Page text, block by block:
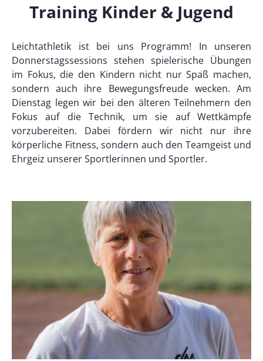
Training Kinder & Jugend
Leichtathletik ist bei uns Programm! In unseren
Donnerstagssessions stehen spielerische Übungen
im Fokus, die den Kindern nicht nur Spaß machen,
sondern auch ihre Bewegungsfreude wecken. Am
Dienstag legen wir bei den älteren Teilnehmern den
Fokus auf die Technik, um sie auf Wettkämpfe
vorzubereiten. Dabei fördern wir nicht nur ihre
körperliche Fitness, sondern auch den Teamgeist und
Ehrgeiz unserer Sportlerinnen und Sportler.